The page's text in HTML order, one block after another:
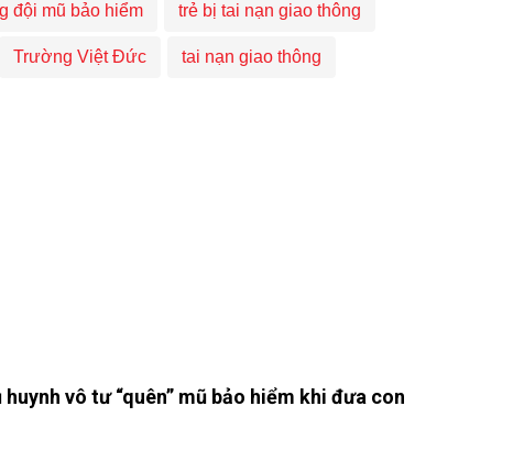
đội mũ bảo hiểm trẻ bị tai nạn giao thông
Trường Việt Đức tai nạn giao thông
vô tư “quên” mũ bảo hiểm khi đưa con